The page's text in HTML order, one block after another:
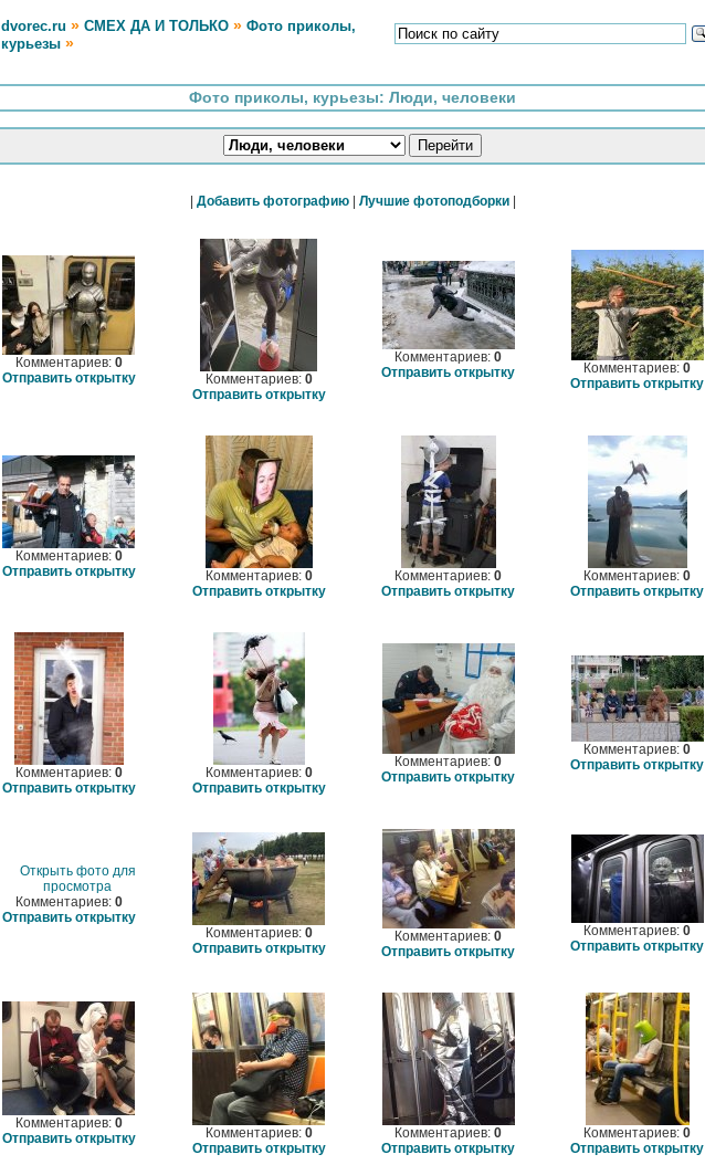
dvorec.ru » СМЕХ ДА И ТОЛЬКО » Фото приколы,
курьезы »
Фото приколы, курьезы: Люди, человеки
Добавить фотографию| Лучшие фотоподборки|
Комментариев: 0
Отправить открытку
Комментариев: 0
Отправить открытку
Комментариев: 0
Отправить открытку
Комментариев: 0
Отправить открытку
Комментариев: 0
Отправить открытку
Комментариев: 0
Отправить открытку
Комментариев: 0
Отправить открытку
Комментариев: 0
Отправить открытку
Комментариев: 0
Отправить открытку
Комментариев: 0
Отправить открытку
Комментариев: 0
Отправить открытку
Комментариев: 0
Отправить открытку
Комментариев: 0
Отправить открытку
Комментариев: 0
Отправить открытку
Комментариев: 0
Отправить открытку
Комментариев: 0
Отправить открытку
Комментариев: 0
Отправить открытку
Комментариев: 0
Отправить открытку
Комментариев: 0
Отправить открытку
Комментариев: 0
Отправить открытку